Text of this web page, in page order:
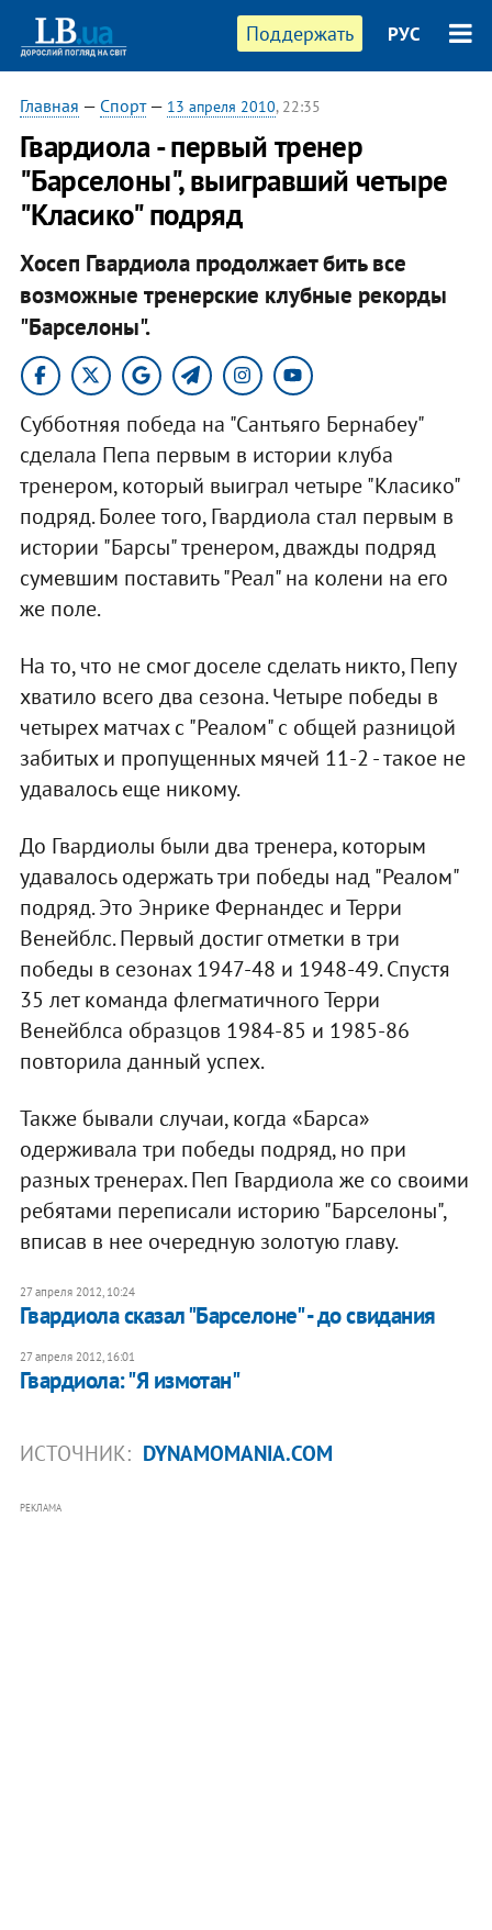
Поддержать РУС
Главная — Спорт— 13 апреля 2010, 22:35
Гвардиола - первый тренер
"Барселоны", выигравший четыре
"Класико" подряд
Хосеп Гвардиола продолжает бить все
возможные тренерские клубные рекорды
"Барселоны".
Субботняя победа на "Сантьяго Бернабеу"
сделала Пепа первым в истории клуба
тренером, который выиграл четыре "Класико"
подряд. Более того, Гвардиола стал первым в
истории "Барсы" тренером, дважды подряд
сумевшим поставить "Реал" на колени на его
же поле.
На то, что не смог доселе сделать никто, Пепу
хватило всего два сезона. Четыре победы в
четырех матчах с "Реалом" с общей разницой
забитых и пропущенных мячей 11-2 - такое не
удавалось еще никому.
До Гвардиолы были два тренера, которым
удавалось одержать три победы над "Реалом"
подряд. Это Энрике Фернандес и Терри
Венейблс. Первый достиг отметки в три
победы в сезонах 1947-48 и 1948-49. Спустя
35 лет команда флегматичного Терри
Венейблса образцов 1984-85 и 1985-86
повторила данный успех.
Также бывали случаи, когда «Барса»
одерживала три победы подряд, но при
разных тренерах. Пеп Гвардиола же со своими
ребятами переписали историю "Барселоны",
вписав в нее очередную золотую главу.
27 апреля 2012, 10:24
Гвардиола сказал "Барселоне" - до свидания
27 апреля 2012, 16:01
Гвардиола: "Я измотан"
ИСТОЧНИК: DYNAMOMANIA.COM
РЕКЛАМА